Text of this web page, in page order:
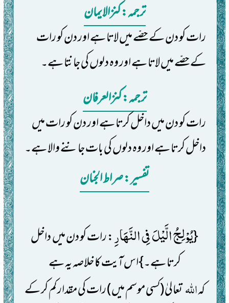
ترجمہ: کنزالایمان
رات کو دن کے حصّے میں لاتا ہے اور دن کو رات
کے حصّے میں لاتا ہے اور وہ دلوں کی جانتا ہے۔
ترجمہ: کنزالعرفان
رات کو دن میں داخل کرتا ہے اور دن کو رات میں
داخل کرتا ہے اور وہ دلوں کی بات جاننے والا ہے۔
تفسیر: ‎صراط الجنان
{یُوْلِجُ الَّیْلَ فِی النَّهَارِ: رات کو دن میں داخل
کرتا ہے۔}اس آیت کا خلاصہ یہ ہے
کہاللہتعالیٰ(کسی موسم میں )رات کی مقدار کم کر کے